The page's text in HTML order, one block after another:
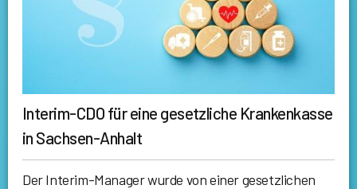
Interim-CDO für eine gesetzliche Krankenkasse
in Sachsen-Anhalt
Der Interim-Manager wurde von einer gesetzlichen